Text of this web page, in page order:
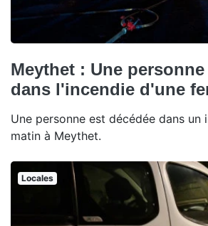
Meythet : Une
dans l'incendie d'une
Une personne est décédée dans un
matin à Meythet.
Locales